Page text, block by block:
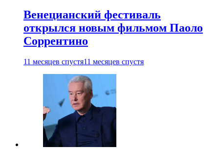
Венецианский фестиваль
открылся новым фильмом Паоло
Соррентино
11 месяцев спустя11 месяцев спустя